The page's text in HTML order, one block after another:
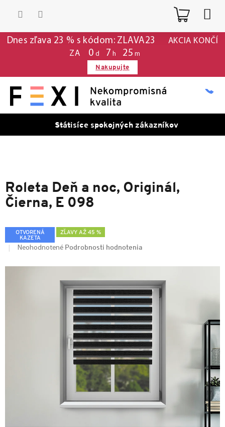
Dnes zľava 23 % s kódom: ZLAVA23
AKCIA KONČÍ
ZA
0 d 7 h 25 m
Nakupujte
Státisíce spokojných zákazníkov
Roleta Deň a noc, Originál,
Čierna, E 098
OTVORENÁ
KAZETA
ZĽAVY AŽ 45 %
Neohodnotené Podrobnosti hodnotenia